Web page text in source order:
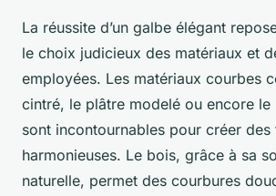
La réussite d’un galbe élégant
le choix judicieux des matériaux et
employées. Les matériaux courbes
cintré, le plâtre modelé ou encore le
sont incontournables pour créer
harmonieuses. Le bois, grâce à sa
naturelle, permet des courbures